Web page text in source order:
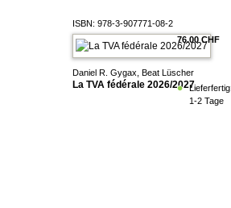
ISBN: 978-3-907771-08-2
76.00 CHF
Lieferfertig:
1-2 Tage
Daniel R. Gygax, Beat Lüscher
La TVA fédérale 2026/2027